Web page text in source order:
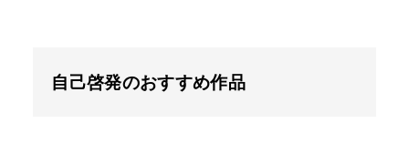
自己啓発のおすすめ作品